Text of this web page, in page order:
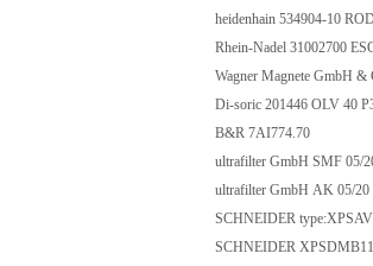
heidenhain 534904-10
Rhein-Nadel 31002700
Wagner Magnete GmbH
Di-soric 201446 OLV 40
B&R 7AI774.70
ultrafilter GmbH SMF 05/
ultrafilter GmbH AK 05/20
SCHNEIDER
SCHNEIDER